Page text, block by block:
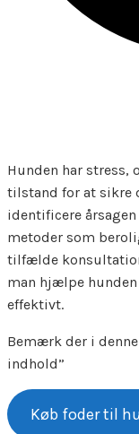
Hunden har stress,
tilstand for at sikre
identificere
metoder som
tilfælde
man hjælpe
effektivt.
Bemærk der i
indhold”
Køb foder til